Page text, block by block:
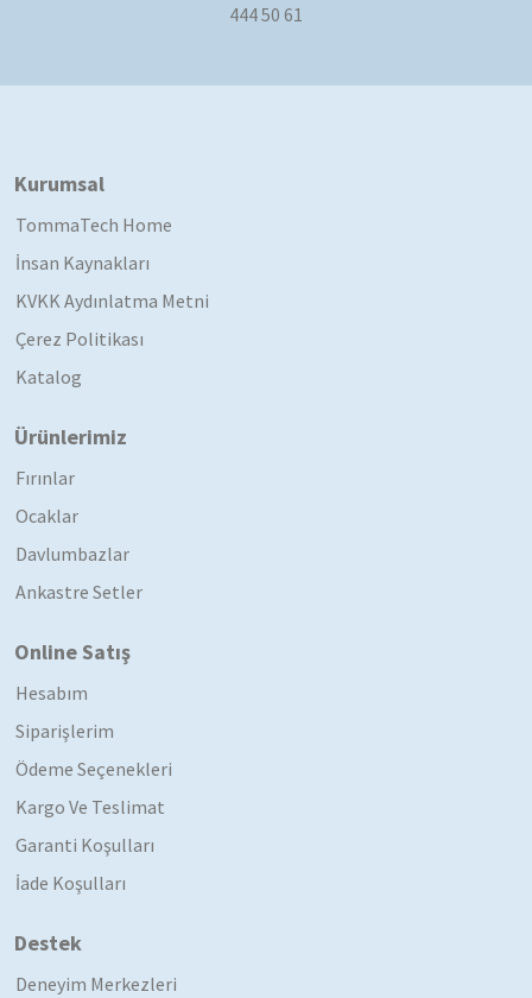
444 50 61
Kurumsal
TommaTech Home
İnsan Kaynakları
KVKK Aydınlatma Metni
Çerez Politikası
Katalog
Ürünlerimiz
Fırınlar
Ocaklar
Davlumbazlar
Ankastre Setler
Online Satış
Hesabım
Siparişlerim
Ödeme Seçenekleri
Kargo Ve Teslimat
Garanti Koşulları
İade Koşulları
Destek
Deneyim Merkezleri